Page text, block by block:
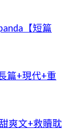
【短篇
篇+現代+重
爽文+救贖耽